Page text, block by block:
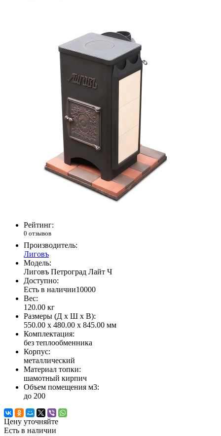
Рейтинг:
0 отзывов
Производитель:
Лиговъ
Модель:
Лиговъ Петроград Лайт Ч
Доступно:
Есть в наличии10000
Вес:
120.00 кг
Размеры (Д x Ш x В):
550.00 x 480.00 x 845.00 мм
Комплектация:
без теплообменника
Корпус:
металлический
Материал топки:
шамотный кирпич
Объем помещения м3:
до 200
Цену уточняйте
Есть в наличии